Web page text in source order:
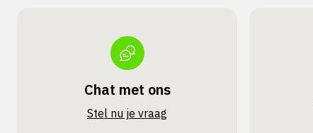
Chat met ons
Stel nu je vraag